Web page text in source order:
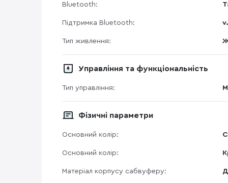
Bluetooth:
Підтримка Bluetooth:
Тип живлення:
Управління та функціональність
Тип управління:
Фізичні параметри
Основний колір:
Основний колір:
Матеріал корпусу сабвуферу: